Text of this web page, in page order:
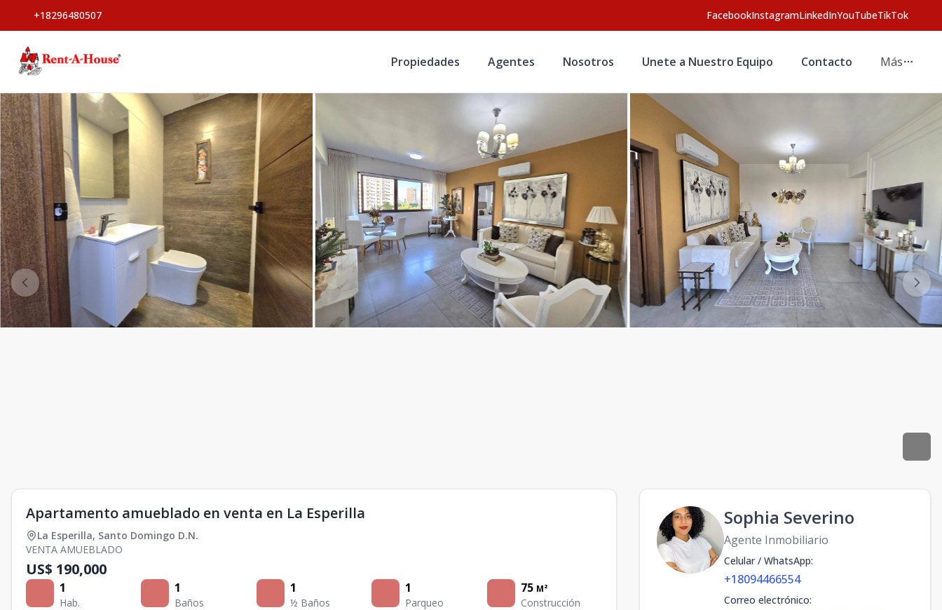
+18296480507 FacebookInstagramLinkedInYouTubeTikTok
Propiedades Agentes Nosotros Unete a Nuestro Equipo Contacto Más
Apartamento amueblado en venta en La Esperilla
La Esperilla, Santo Domingo D.N.
VENTA AMUEBLADO
US$ 190,000
1
Hab.
1
Baños
1
½ Baños
1
Parqueo
75 M²
Construcción
Sophia Severino
Agente Inmobiliario
Celular / WhatsApp:
+18094466554
Correo electrónico: